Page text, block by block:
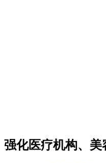
强化医疗机构、